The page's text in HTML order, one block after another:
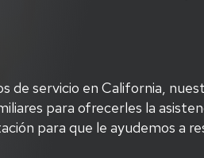
de servicio en California,
para ofrecerles la
para que le ayudemos a